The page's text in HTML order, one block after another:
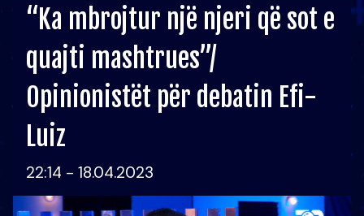
“Ka mbrojtur një njeri që sot e
quajti mashtrues”/
Opinionistët për debatin Efi-
Luiz
22:14 - 18.04.2023